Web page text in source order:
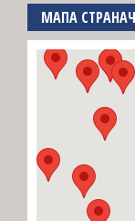
МАПА